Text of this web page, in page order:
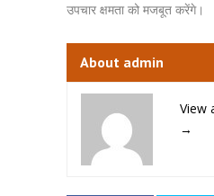
उपचार क्षमता को मजबूत करेंगे।
About admin
View
→